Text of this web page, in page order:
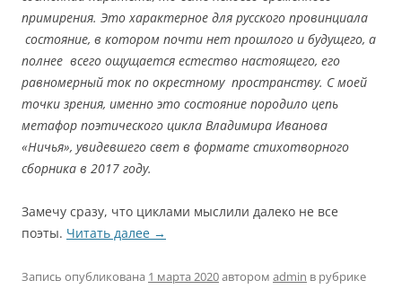
примирения. Это характерное для русского провинциала
состояние, в котором почти нет прошлого и будущего, а
полнее всего ощущается естество настоящего, его
равномерный ток по окрестному пространству. С моей
точки зрения, именно это состояние породило цепь
метафор поэтического цикла Владимира Иванова
«Ничья», увидевшего свет в формате стихотворного
сборника в 2017 году.
Замечу сразу, что циклами мыслили далеко не все
поэты. Читать далее →
Запись опубликована 1 марта 2020автором admin в рубрике